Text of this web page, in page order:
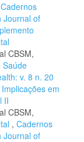
Cadernos
Journal of
CBSM,
Saúde
v. 8 n. 20
em
II
CBSM,
, Cadernos
Journal of